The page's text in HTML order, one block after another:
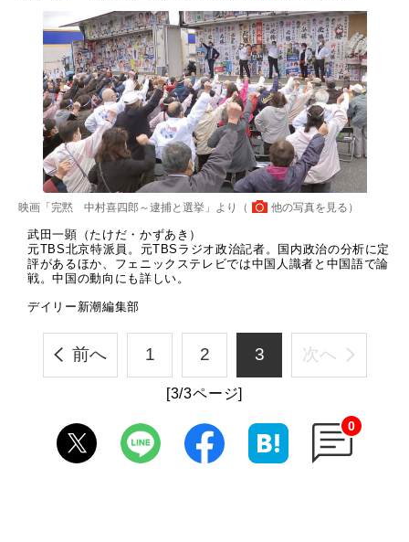
映画「完黙 中村喜四郎～逮捕と選挙」より（ 他の写真を見る ）
武田一顕（たけだ・かずあき）
元TBS北京特派員。元TBSラジオ政治記者。国内政治の分析に定
評があるほか、フェニックステレビでは中国人識者と中国語で論
戦。中国の動向にも詳しい。
デイリー新潮編集部
前へ 1 2 3 次へ
[3/3ページ]
0